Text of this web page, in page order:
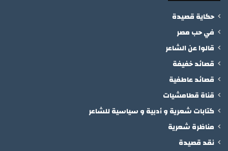
حكاية قصيدة
في حب مصر
قالوا عن الشاعر
قصائد خفيفة
قصائد عاطفية
قناة قطامشيات
كتابات شعرية و أدبية و سياسية للشاعر
مناظرة شعرية
نقد قصيدة